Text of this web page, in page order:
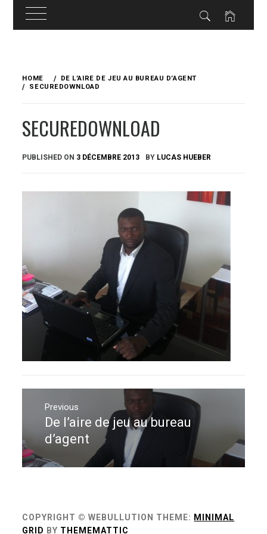
content
HOME
DE L’AIRE DE JEU AU BUREAU D’AGENT
SECUREDOWNLOAD
SECUREDOWNLOAD
PUBLISHED ON 3 DÉCEMBRE 2013 BY LUCAS HUEBER
Navigation
l’article
Previous
Previous
post:
De l’aire de jeu au bureau
d’agent
COPYRIGHT © WEBULLUTION THEME: MINIMAL
GRID BY THEMEMATTIC